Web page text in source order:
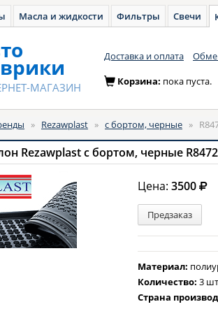
Масла и жидкости Фильтры Свечи
МАГАЗИН
Доставка и оплата
Корзина: пока пуста.
» Rezawplast » с бортом, черные »
Rezawplast с бортом, черные
Цена:3500
Предзаказ
Материал:
Количество:3
Страна